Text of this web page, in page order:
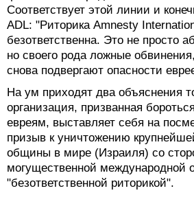
Соответствует этой линии и
ADL: "Риторика Amnesty
безответственна. Это не просто
но своего рода ложные
снова подвергают опасности
На ум приходят два объяснения
организация, призванная
евреям, выставляет себя на
призыв к уничтожению
общины в мире (Израиля) со
могущественной международной
"безответственной риторикой".